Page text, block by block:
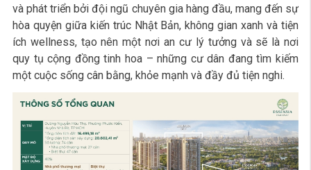
và phát triển bởi đội ngũ chuyên gia hàng đầu, mang đến sự
hòa quyện giữa kiến trúc Nhật Bản, không gian xanh và tiện
ích wellness, tạo nên một nơi an cư lý tưởng và sẽ là nơi
quy tụ cộng đồng tinh hoa – những cư dân đang tìm kiếm
một cuộc sống cân bằng, khỏe mạnh và đầy đủ tiện nghi.